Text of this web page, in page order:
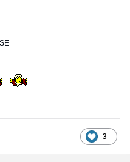
3